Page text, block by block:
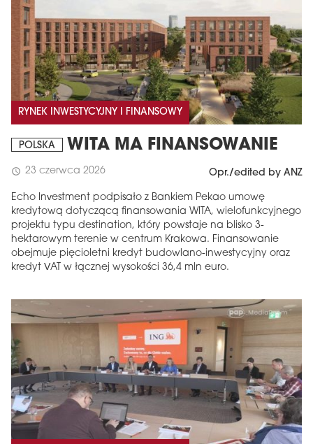
RYNEK INWESTYCYJNY I FINANSOWY
POLSKA WITA MA FINANSOWANIE
schedule 23 czerwca 2026 Opr./edited by ANZ
Echo Investment podpisało z Bankiem Pekao umowę
kredytową dotyczącą finansowania WITA, wielofunkcyjnego
projektu typu destination, który powstaje na blisko 3-
hektarowym terenie w centrum Krakowa. Finansowanie
obejmuje pięcioletni kredyt budowlano-inwestycyjny oraz
kredyt VAT w łącznej wysokości 36,4 mln euro.